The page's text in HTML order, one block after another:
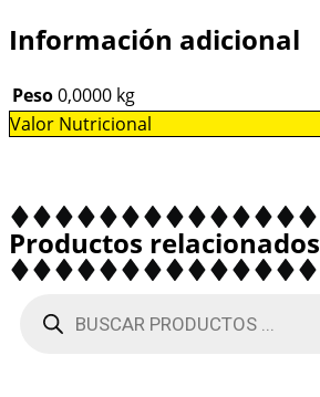
Información adicional
Peso0,0000 kg
Valor Nutricional
Productos relacionados